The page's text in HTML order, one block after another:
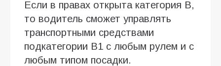
Если в правах открыта категория B,
то водитель сможет управлять
транспортными средствами
подкатегории B1 с любым рулем и с
любым типом посадки.